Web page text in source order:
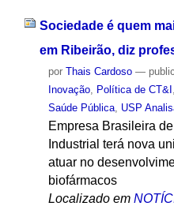
Sociedade é quem
em Ribeirão, diz
por Thais Cardoso —
Inovação, Política de CT&I ,
Saúde Pública, USP
Empresa Brasileira
Industrial terá nova
atuar no
biofármacos
Localizado em